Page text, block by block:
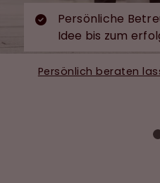
Persönliche
Idee bis zum
Persönlich beraten